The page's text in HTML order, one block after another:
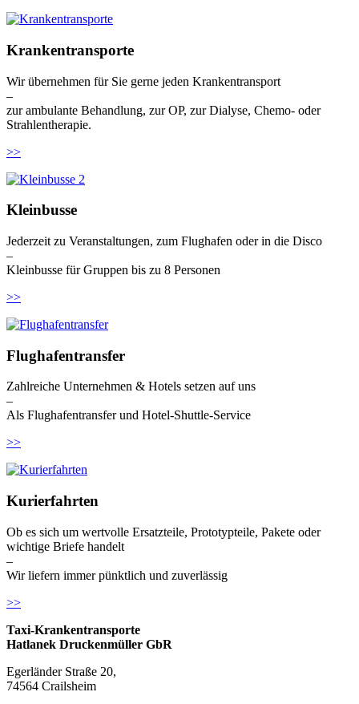
Krankentransporte
Wir übernehmen für Sie gerne jeden Krankentransport
–
zur ambulante Behandlung, zur OP, zur Dialyse, Chemo- oder
Strahlentherapie.
>>
Kleinbusse
Jederzeit zu Veranstaltungen, zum Flughafen oder in die Disco
–
Kleinbusse für Gruppen bis zu 8 Personen
>>
Flughafentransfer
Zahlreiche Unternehmen & Hotels setzen auf uns
–
Als Flughafentransfer und Hotel-Shuttle-Service
>>
Kurierfahrten
Ob es sich um wertvolle Ersatzteile, Prototypteile, Pakete oder
wichtige Briefe handelt
–
Wir liefern immer pünktlich und zuverlässig
>>
Taxi-Krankentransporte
Hatlanek Druckenmüller GbR
Egerländer Straße 20,
74564 Crailsheim